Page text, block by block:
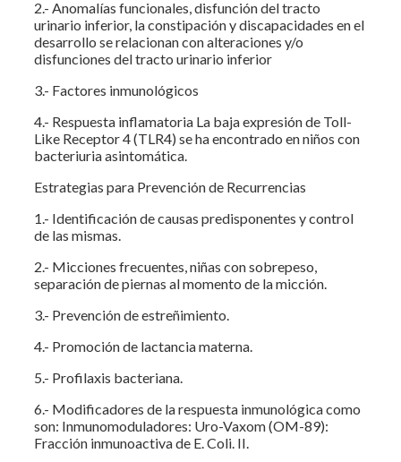
2.- Anomalías funcionales, disfunción del tracto
urinario inferior, la constipación y discapacidades en el
desarrollo se relacionan con alteraciones y/o
disfunciones del tracto urinario inferior
3.- Factores inmunológicos
4.- Respuesta inflamatoria La baja expresión de Toll-
Like Receptor 4 (TLR4) se ha encontrado en niños con
bacteriuria asintomática.
Estrategias para Prevención de Recurrencias
1.- Identificación de causas predisponentes y control
de las mismas.
2.- Micciones frecuentes, niñas con sobrepeso,
separación de piernas al momento de la micción.
3.- Prevención de estreñimiento.
4.- Promoción de lactancia materna.
5.- Profilaxis bacteriana.
6.- Modificadores de la respuesta inmunológica como
son: Inmunomoduladores: Uro-Vaxom (OM-89):
Fracción inmunoactiva de E. Coli. II.